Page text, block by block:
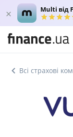
Multi від
Всі страхові